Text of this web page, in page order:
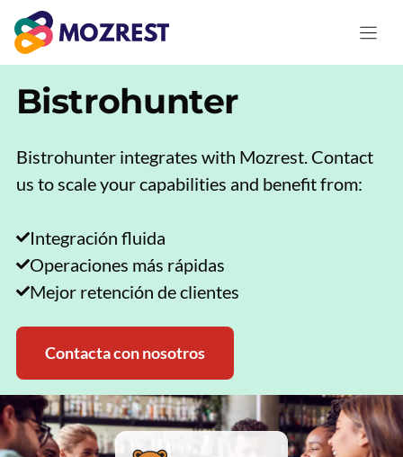
Saltar
contenido
Bistrohunter
Bistrohunter integrates with Mozrest. Contact
us to scale your capabilities and benefit from:
Integración fluida
Operaciones más rápidas
Mejor retención de clientes
Contacta con nosotros